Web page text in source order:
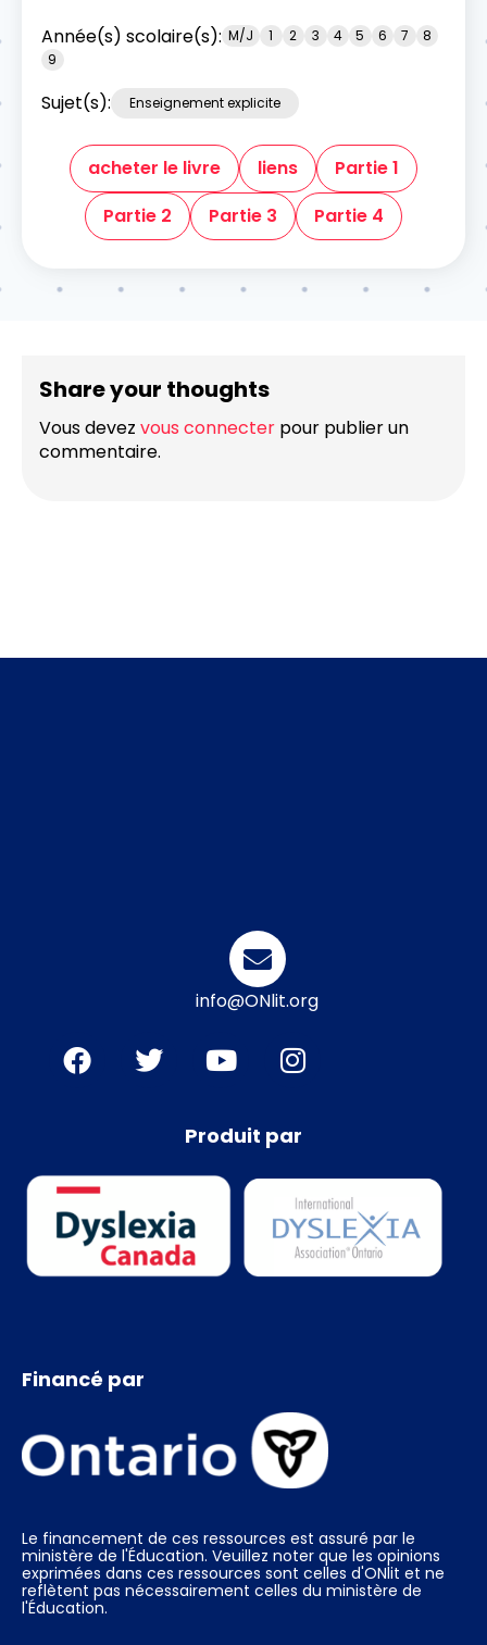
Année(s) scolaire(s): M/J 1 2 3 4 5 6 7
8
9
Sujet(s): Enseignement explicite
acheter le livre liens
Partie 1
Partie 2
Partie 3 Partie 4
Share your thoughts
Vous devez vous connecter pour publier un
commentaire.
info@ONlit.org
Produit par
Financé par
Le financement de ces ressources est assuré par le
ministère de l'Éducation. Veuillez noter que les opinions
exprimées dans ces ressources sont celles d'ONlit et ne
reflètent pas nécessairement celles du ministère de
l'Éducation.